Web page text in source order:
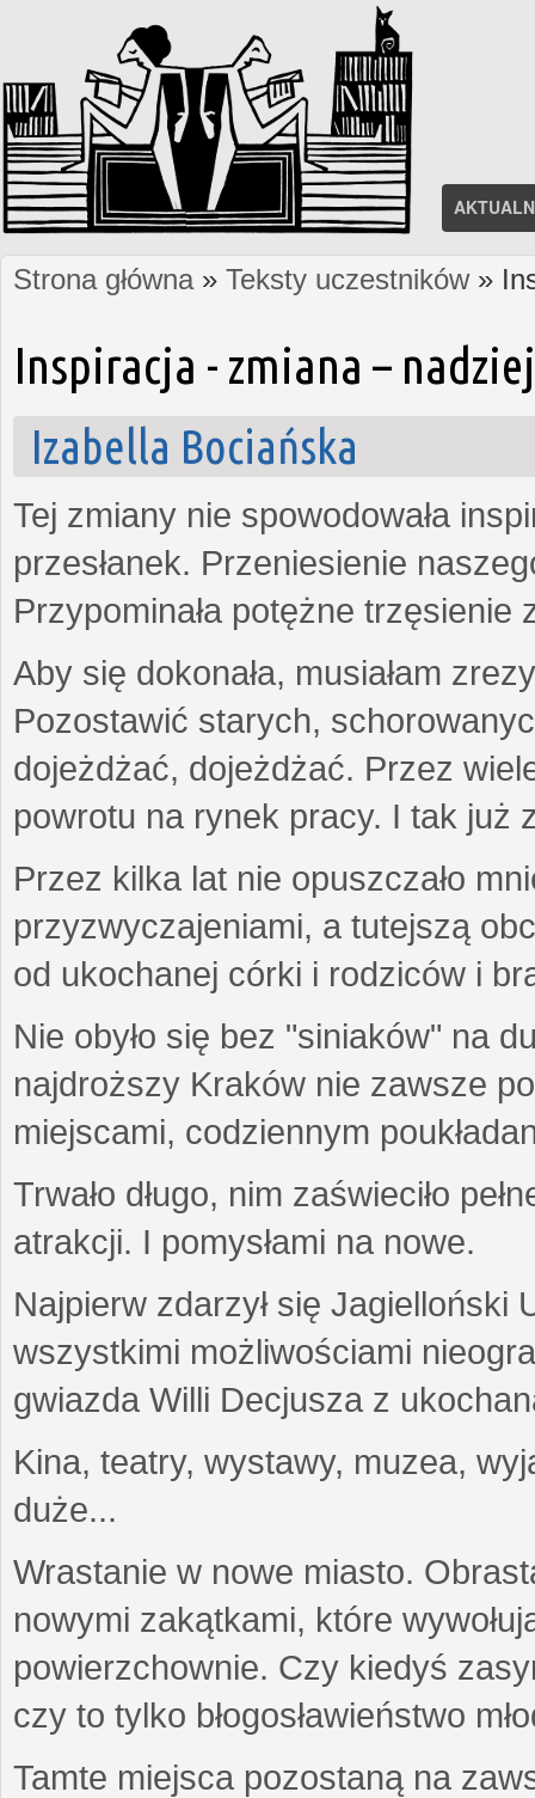
Jesteś tutaj
Strona główna» Teksty uczestników»
Inspiracja - zmiana –
Izabella Bociańska
Tej zmiany nie spowodowała
przesłanek. Przeniesienie
Przypominała potężne trzęsienie
Aby się dokonała, musiałam
Pozostawić starych,
dojeżdżać, dojeżdżać. Przez
powrotu na rynek pracy. I tak już
Przez kilka lat nie opuszczało
przyzwyczajeniami, a tutejszą
od ukochanej córki i rodziców i
Nie obyło się bez "siniaków" na
najdroższy Kraków nie zawsze
miejscami, codziennym
Trwało długo, nim zaświeciło
atrakcji. I pomysłami na nowe.
Najpierw zdarzył się Jagielloński
wszystkimi możliwościami
gwiazda Willi Decjusza z
Kina, teatry, wystawy, muzea,
duże...
Wrastanie w nowe miasto.
nowymi zakątkami, które
powierzchownie. Czy kiedyś
czy to tylko błogosławieństwo
Tamte miejsca pozostaną na